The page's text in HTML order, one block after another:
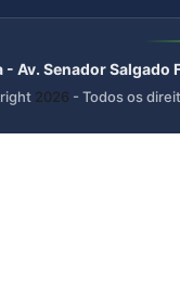
- Av. Senador
2026 - Todos os